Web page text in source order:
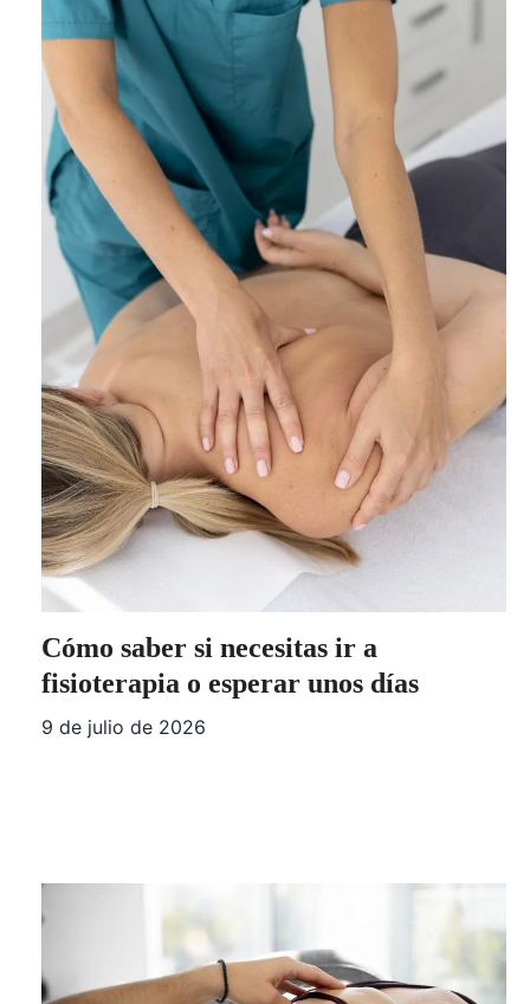
Cómo saber si necesitas ir a
fisioterapia o esperar unos días
9 de julio de 2026